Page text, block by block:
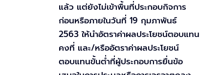
แล้ว แต่ยังไม่เข้าพื้นที่ประกอบกิจการ
ก่อนหรือภายในวันที่ 19 กุมภาพันธ์
2563 ให้นำอัตราค่าผลประโยชน์ตอบแทน
คงที่ และ/หรืออัตราค่าผลประโยชน์
ตอบแทนขั้นต่ำที่ผู้ประกอบการยื่นข้อ